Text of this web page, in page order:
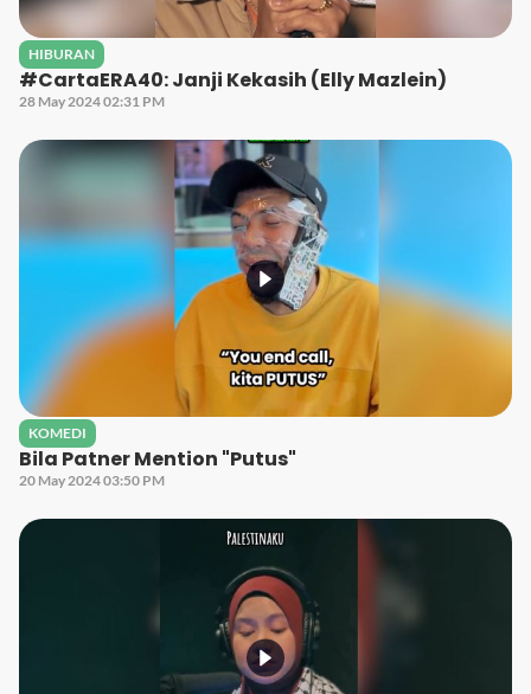
HIBURAN
#CartaERA40: Janji Kekasih (Elly Mazlein)
28 May 2024 02:31 PM
KOMEDI
Bila Patner Mention "Putus"
20 May 2024 03:50 PM